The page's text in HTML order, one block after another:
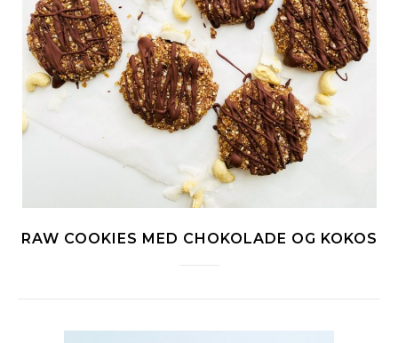
RAW COOKIES MED CHOKOLADE OG KOKOS